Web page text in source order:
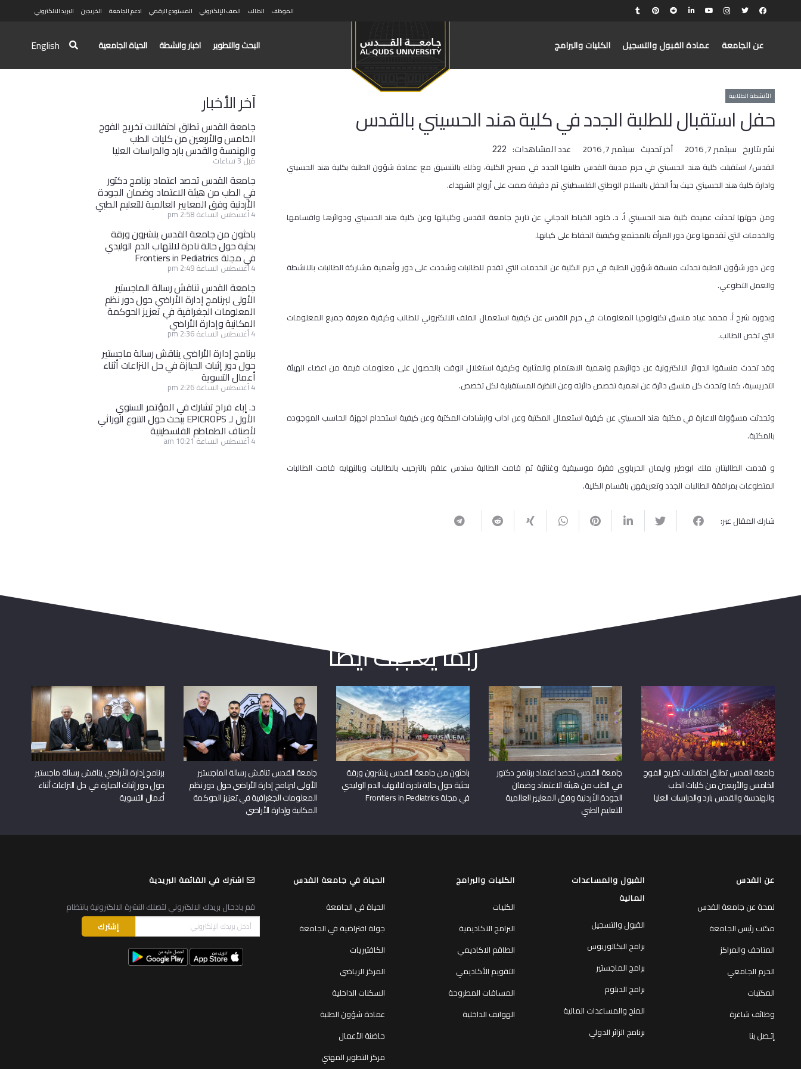
الموظف الطالب الصف الإلكتروني المستودع الرقمي ادعم الجامعة الخريجين البريد الالكتروني
عن الجامعة عمادة القبول والتسجيل الكليات والبرامج البحث والتطوير اخبار وانشطة الحياة الجامعية English
الأنشطة الطلابية
حفل استقبال للطلبة الجدد في كلية هند الحسيني بالقدس
نشر بتاريخ سبتمبر 7, 2016 آخر تحديث سبتمبر 7, 2016 عدد المشاهدات: 222
القدس/ استقبلت كلية هند الحسيني في حرم مدينة القدس طلبتها الجدد في مسرح الكلية، وذلك بالتنسيق مع عمادة شؤون الطلبة بكلية هند الحسيني
وادارة كلية هند الحسيني حيث بدأ الحفل بالسلام الوطني الفلسطيني ثم دقيقة صمت على أرواح الشهداء.
ومن جهتها تحدثت عميدة كلية هند الحسيني أ. د. خلود الخياط الدجاني عن تاريخ جامعة القدس وكلياتها وعن كلية هند الحسيني ودوائرها واقسامها
والخدمات التي تقدمها وعن دور المرأة بالمجتمع وكيفية الحفاظ على كيانها.
وعن دور شؤون الطلبة تحدثت منسقة شؤون الطلبة في حرم الكلية عن الخدمات التي تقدم للطالبات وشددت على دور وأهمية مشاركة الطالبات بالانشطة
والعمل التطوعي.
وبدوره شرح أ. محمد عياد منسق تكنولوجيا المعلومات في حرم القدس عن كيفية استعمال الملف الالكتروني للطالب وكيفية معرفة جميع المعلومات
التي تخص الطالب.
وقد تحدث منسقوا الدوائر الالكترونية عن دوائرهم واهمية الاهتمام والمثابرة وكيفية استغلال الوقت بالحصول على معلومات قيمة من اعضاء الهيئة
التدريسية، كما وتحدث كل منسق دائرة عن اهمية تخصص دائرته وعن النظرة المستقبلية لكل تخصص.
وتحدثت مسؤولة الاعارة في مكتبة هند الحسيني عن كيفية استعمال المكتبة وعن اداب وارشادات المكتبة وعن كيفية استخدام اجهزة الحاسب الموجوده
بالمكتبة.
و قدمت الطالبتان ملك ابوطير وايمان الحرباوي فقرة موسيقية وغنائية ثم قامت الطالبة سندس علقم بالترحيب بالطالبات وبالنهايه قامت الطالبات
المتطوعات بمرافقة الطالبات الجدد وتعريفهن باقسام الكلية.
شارك المقال عبر:
آخر الأخبار
جامعة القدس تطلق احتفالات تخريج الفوج
الخامس والأربعين من كليات الطب
والهندسة والقدس بارد والدراسات العليا
قبل 3 ساعات
جامعة القدس تحصد اعتماد برنامج دكتور
في الطب من هيئة الاعتماد وضمان الجودة
الأردنية وفق المعايير العالمية للتعليم الطبي
4 أغسطس الساعة 2:58 pm
باحثون من جامعة القدس ينشرون ورقة
بحثية حول حالة نادرة لالتهاب الدم الوليدي
في مجلة Frontiers in Pediatrics
4 أغسطس الساعة 2:49 pm
جامعة القدس تناقش رسالة الماجستير
الأولى لبرنامج إدارة الأراضي حول دور نظم
المعلومات الجغرافية في تعزيز الحوكمة
المكانية وإدارة الأراضي
4 أغسطس الساعة 2:36 pm
برنامج إدارة الأراضي يناقش رسالة ماجستير
حول دور إثبات الحيازة في حل النزاعات أثناء
أعمال التسوية
4 أغسطس الساعة 2:26 pm
د. إباء فراح تشارك في المؤتمر السنوي
الأول لـ EPICROPS ببحث حول التنوع الوراثي
لأصناف الطماطم الفلسطينية
4 أغسطس الساعة 10:21 am
ربما يعجبك أيضا
جامعة القدس تطلق احتفالات تخريج الفوج
الخامس والأربعين من كليات الطب
والهندسة والقدس بارد والدراسات العليا
جامعة القدس تحصد اعتماد برنامج دكتور
في الطب من هيئة الاعتماد وضمان
الجودة الأردنية وفق المعايير العالمية
للتعليم الطبي
باحثون من جامعة القدس ينشرون ورقة
بحثية حول حالة نادرة لالتهاب الدم الوليدي
في مجلة Frontiers in Pediatrics
جامعة القدس تناقش رسالة الماجستير
الأولى لبرنامج إدارة الأراضي حول دور نظم
المعلومات الجغرافية في تعزيز الحوكمة
المكانية وإدارة الأراضي
برنامج إدارة الأراضي يناقش رسالة ماجستير
حول دور إثبات الحيازة في حل النزاعات أثناء
أعمال التسوية
عن القدس
لمحة عن جامعة القدس
مكتب رئيس الجامعة
المتاحف والمراكز
الحرم الجامعي
المكتبات
وظائف شاغرة
إتـصل بنا
القبول والمساعدات
المالية
القبول والتسجيل
برامج البكالوريوس
برامج الماجستير
برامج الدبلوم
المنح والمساعدات المالية
برنامج الزائر الدولي
الكليات والبرامج
الكليات
البرامج الاكاديمية
الطاقم الاكاديمي
التقويم الأكاديمي
المساقات المطروحة
الهواتف الداخلية
الحياة في جامعة القدس
الحياة في الجامعة
جولة افتراضية في الجامعة
الكافتيريات
المركز الرياضي
السكنات الداخلية
عمادة شؤون الطلبة
حاضنة الأعمال
مركز التطوير المهني
اشترك في القائمة البريدية
قم بادخال بريدك الالكتروني لتصلك النشرة الالكترونية بانتظام